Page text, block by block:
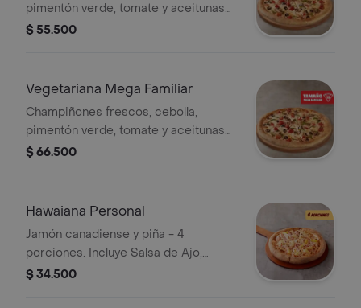
pimentón verde, tomate y aceitunas
negras. - 10 porciones. Incluye Salsa
$ 55.500
Vegetariana Mega Familiar
Champiñones frescos, cebolla,
pimentón verde, tomate y aceitunas
negras. - 12 porciones. Incluye Salsa
$ 66.500
Hawaiana Personal
Jamón canadiense y piña - 4
porciones. Incluye Salsa de Ajo,
Sazonador Pimienta Roja y
$ 34.500